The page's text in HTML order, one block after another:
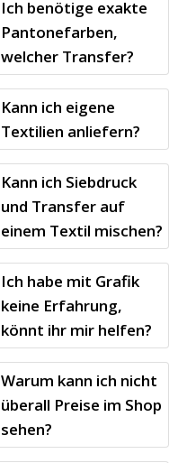
Ich benötige exakte
Pantonefarben,
welcher Transfer?
Kann ich eigene
Textilien anliefern?
Kann ich Siebdruck
und Transfer auf
einem Textil mischen?
Ich habe mit Grafik
keine Erfahrung,
könnt ihr mir helfen?
Warum kann ich nicht
überall Preise im Shop
sehen?